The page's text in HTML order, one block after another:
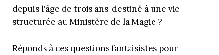
depuis l'âge de trois ans, destiné à une vie
structurée au Ministère de la Magie ?
Réponds à ces questions fantaisistes pour